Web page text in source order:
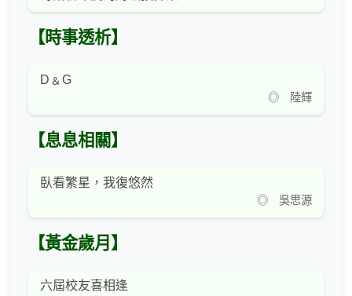
【時事透析】
D﹠G
◎ 陸輝
【息息相關】
臥看繁星，我復悠然
◎ 吳思源
【黃金歲月】
六屆校友喜相逢